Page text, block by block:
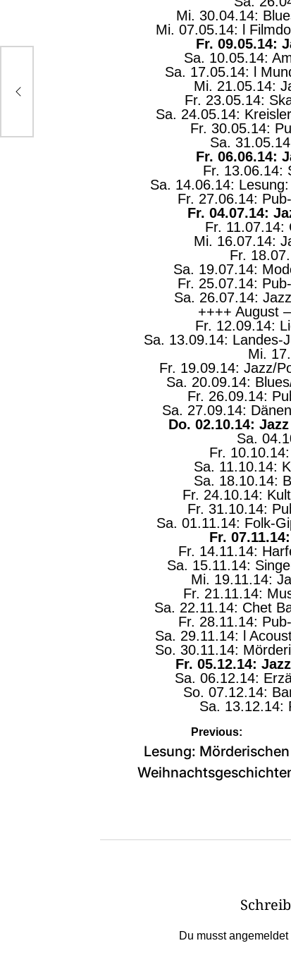
Mi. 30.04.14:
Mi. 07.05.14: l
Fr. 09.05.14:
Sa. 10.05.14:
Sa. 17.05.14: l
Mi. 21.05.14:
Fr. 23.05.14:
Sa. 24.05.14:
Fr. 30.05.14:
Sa.
Fr. 06.06.14:
Fr. 13.06.14:
Sa. 14.06.14:
Fr. 27.06.14:
Fr. 04.07.14:
Fr. 11.07.14:
Mi. 16.07.14:
Fr.
Sa. 19.07.14:
Fr. 25.07.14:
Sa. 26.07.14:
++++ August
Fr. 12.09.14:
Sa. 13.09.14: Landes-
Mi.
Fr. 19.09.14: Jazz/
Sa. 20.09.14:
Fr. 26.09.14:
Sa. 27.09.14:
Do. 02.10.14:
Sa.
Fr.
Sa. 11.10.14:
Sa. 18.10.14:
Fr. 24.10.14:
Fr. 31.10.14:
Sa. 01.11.14: Folk-
Fr.
Fr. 14.11.14:
Sa. 15.11.14:
Mi. 19.11.14:
Fr. 21.11.14:
Sa. 22.11.14: Chet
Fr. 28.11.14:
Sa. 29.11.14: l
So. 30.11.14:
Fr. 05.12.14:
Sa. 06.12.14:
So. 07.12.14:
Sa. 13.12.14:
Beitragsnavigation
Previous:
Lesung: Mörderischen
Du musstangemeldet